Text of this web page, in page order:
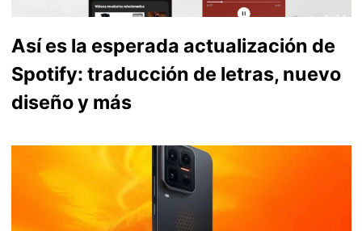
Así es la esperada actualización de
Spotify: traducción de letras, nuevo
diseño y más